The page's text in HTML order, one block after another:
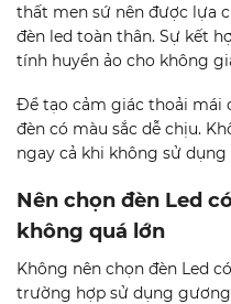
thất men sứ nên được lựa
đèn led toàn thân. Sự kết
tính huyền ảo cho không
Để tạo cảm giác thoải mái
đèn có màu sắc dễ chịu.
ngay cả khi không sử dụng
Nên chọn đèn Led
không quá lớn
Không nên chọn đèn Led
trường hợp sử dụng